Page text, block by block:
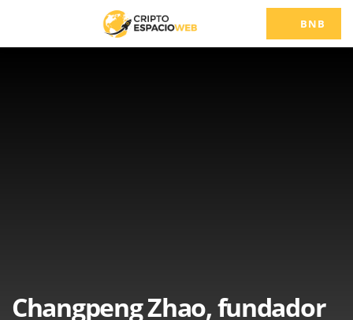
BNB
Changpeng Zhao, fundador